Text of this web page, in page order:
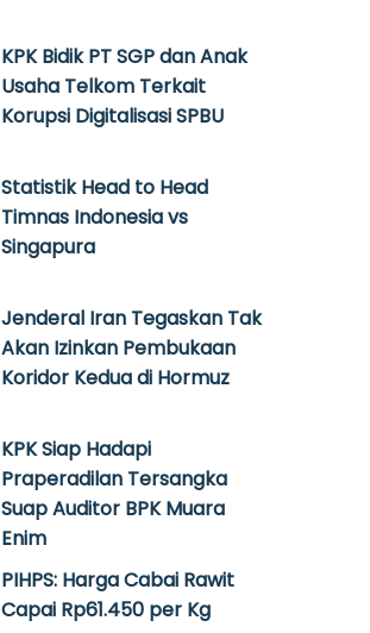
KPK Bidik PT SGP dan Anak
Usaha Telkom Terkait
Korupsi Digitalisasi SPBU
Statistik Head to Head
Timnas Indonesia vs
Singapura
Jenderal Iran Tegaskan Tak
Akan Izinkan Pembukaan
Koridor Kedua di Hormuz
KPK Siap Hadapi
Praperadilan Tersangka
Suap Auditor BPK Muara
Enim
PIHPS: Harga Cabai Rawit
Capai Rp61.450 per Kg